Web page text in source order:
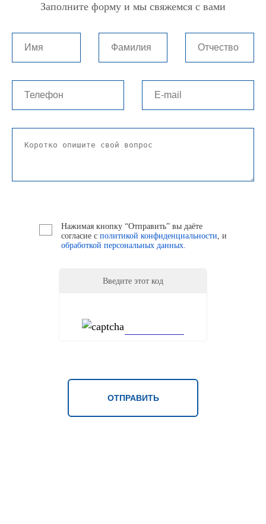
Заполните форму и мы свяжемся с вами
Нажимая кнопку “Отправить” вы даёте
согласие с политикой конфиденциальности, и
обработкой персональных данных.
Введите этот код